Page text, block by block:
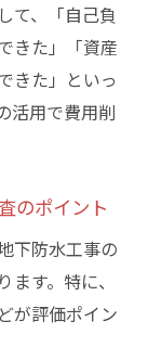
て、「自己負
きた」「資産
きた」といっ
活用で費用削
のポイント
下防水工事の
す。特に、
が評価ポイン